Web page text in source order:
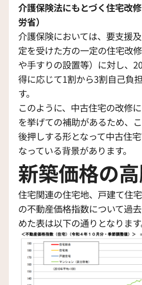
介護保険法にもとづく住宅改
労省）
介護保険においては、要支援
定を受けた方の一定の住宅改
や手すりの設置等）に対し、
得に応じて1割から3割自己負
す。
このように、中古住宅の改修
を挙げての補助があるため、
後押しする形となって中古住
なっている背景があります。
新築価格の
住宅関連の住宅地、戸建て住
の不動産価格指数について過
めた表は以下の通りとなります